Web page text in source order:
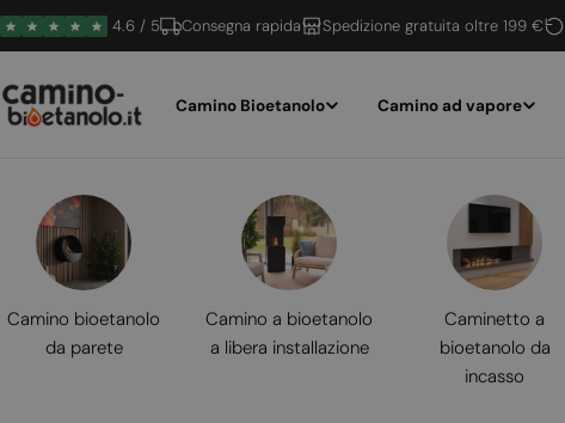
Vai
al
4.6 / 5 Consegna rapida Spedizione gratuita oltre 199 €
Camino Bioetanolo Camino ad vapore
Camino bioetanolo
da parete
Camino a bioetanolo
a libera installazione
Caminetto a
bioetanolo da
incasso